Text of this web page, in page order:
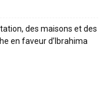
des maisons et des
en faveur d’Ibrahima